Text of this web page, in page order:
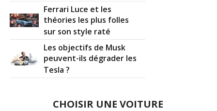
Ferrari Luce et les
théories les plus folles
sur son style raté
Les objectifs de Musk
peuvent-ils dégrader les
Tesla ?
CHOISIR UNE VOITURE